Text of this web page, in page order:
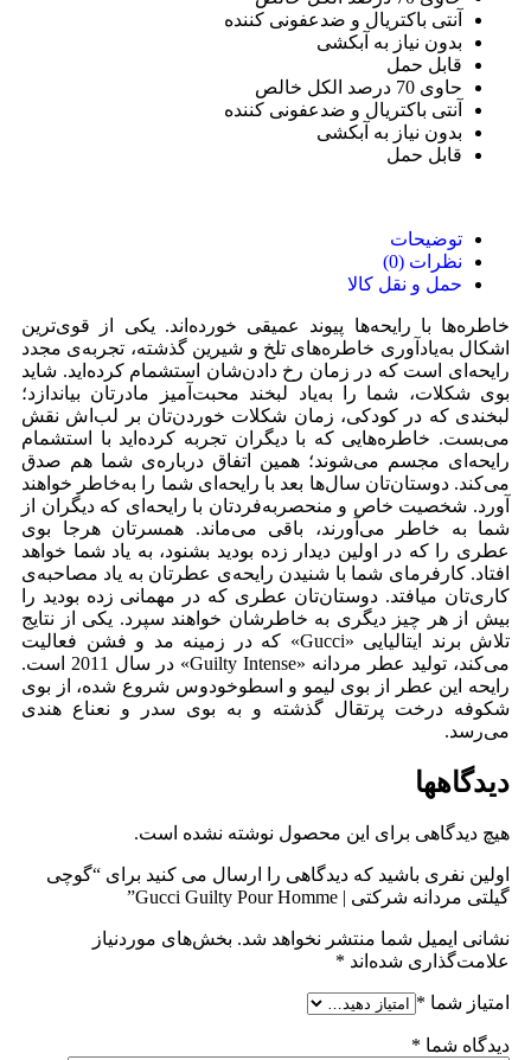
آنتی باکتریال و ضدعفونی کننده
بدون نیاز به آبکشی
قابل حمل
حاوی 70 درصد الکل خالص
آنتی باکتریال و ضدعفونی کننده
بدون نیاز به آبکشی
قابل حمل
توضیحات
نظرات (0)
حمل و نقل کالا
خاطره‌ها با رایحه‌ها پیوند عمیقی خورده‌اند. یکی از قوی‌ترین
‌اشکال به‌یادآوری‌ خاطره‌های تلخ و شیرین گذشته، تجربه‌ی مجدد
رایحه‌ای است که در زمان رخ دادن‌شان استشمام کرده‌اید. شاید
بوی شکلات، شما را به‌یاد لبخند محبت‌آمیز مادرتان بیاندازد؛
لبخندی که در کودکی، زمان شکلات خوردن‌تان بر لب‌اش نقش
می‌بست. خاطره‌هایی که با دیگران تجربه کرده‌اید با استشمام
رایحه‌‌ای مجسم می‌شوند؛ همین اتفاق درباره‌ی شما هم صدق
می‌کند. دوستان‌تان سال‌ها بعد با رایحه‌ای شما را به‌خاطر خواهند
آورد. شخصیت خاص و منحصربه‌فردتان‌ با رایحه‌ای که دیگران از
شما به خاطر می‌آورند، باقی می‌ماند. همسرتان هرجا بوی
عطری را که در اولین دیدار زده بودید بشنود، به یاد شما خواهد
افتاد. کارفرمای شما با شنیدن رایحه‌ی عطرتان به یاد مصاحبه‌ی
کاری‌تان میافتد. دوستان‌تان عطری که در مهمانی زده بودید را
بیش از هر چیز دیگری به خاطرشان خواهند ‌سپرد. یکی از نتایج
تلاش برند ایتالیایی «Gucci» که در زمینه مد و فشن فعالیت
می‌کند، تولید عطر مردانه «Guilty Intense» در سال 2011 است.
رایحه این عطر از بوی لیمو و اسطوخودوس شروع شده، از بوی
شکوفه درخت پرتقال گذشته و به بوی سدر و نعناع هندی
می‌رسد.
دیدگاهها
هیچ دیدگاهی برای این محصول نوشته نشده است.
اولین نفری باشید که دیدگاهی را ارسال می کنید برای “گوچی
گیلتی مردانه شرکتی | Gucci Guilty Pour Homme”
نشانی ایمیل شما منتشر نخواهد شد. بخش‌های موردنیاز
علامت‌گذاری شده‌اند *
امتیاز شما *
دیدگاه شما *